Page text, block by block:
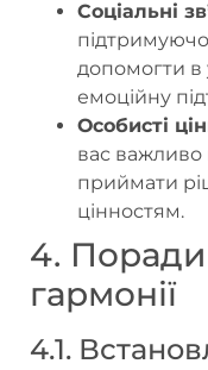
Соціальні
допомогти в
емоційну
Особисті
вас важливо
приймати
цінностям.
4.
гармонії
4.1.